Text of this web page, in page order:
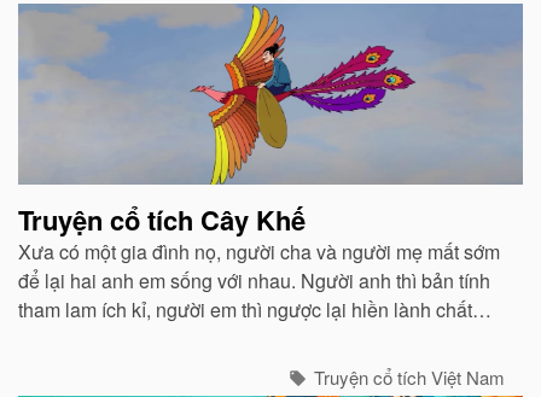
Truyện cổ tích Cây Khế
Xưa có một gia đình nọ, người cha và người mẹ mất sớm
để lại hai anh em sống với nhau. Người anh thì bản tính
tham lam ích kỉ, người em thì ngược lại hiền lành chất
Truyện cổ tích Việt Nam